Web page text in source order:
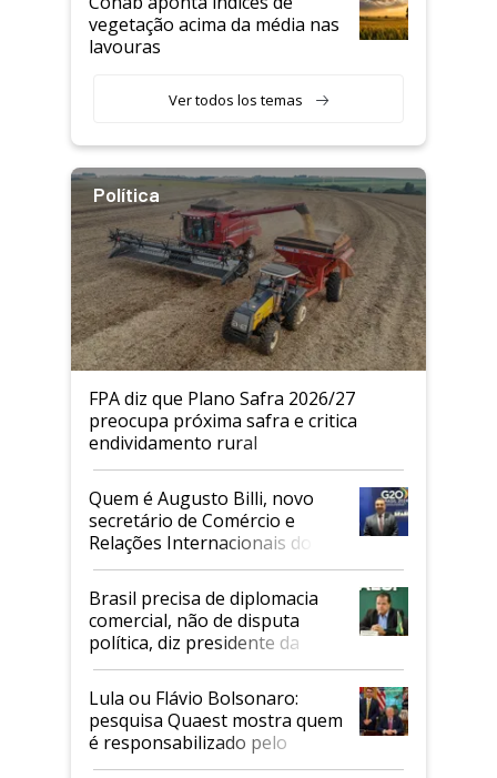
vegetação acima da média nas
lavouras
Ver todos los temas
Política
FPA diz que Plano Safra 2026/27
preocupa próxima safra e critica
endividamento rural
Quem é Augusto Billi, novo
secretário de Comércio e
Relações Internacionais do
Mapa
Brasil precisa de diplomacia
comercial, não de disputa
política, diz presidente da
Faesp
Lula ou Flávio Bolsonaro:
pesquisa Quaest mostra quem
é responsabilizado pelo
tarifaço dos EUA